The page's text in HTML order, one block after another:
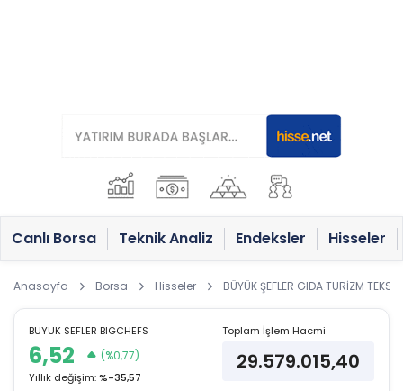
Canlı Borsa Teknik Analiz Endeksler Hisseler
Anasayfa Borsa Hisseler BÜYÜK ŞEFLER GIDA TURİZM
BUYUK SEFLER BIGCHEFS
6,52 (%0,77)
Yıllık değişim:%-35,57
Toplam İşlem Hacmi
29.579.015,40